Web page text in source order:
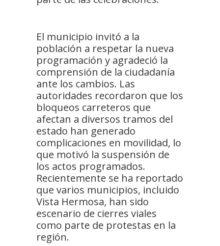
El municipio invitó a la
población a respetar la nueva
programación y agradeció la
comprensión de la ciudadanía
ante los cambios. Las
autoridades recordaron que los
bloqueos carreteros que
afectan a diversos tramos del
estado han generado
complicaciones en movilidad, lo
que motivó la suspensión de
los actos programados.
Recientemente se ha reportado
que varios municipios, incluido
Vista Hermosa, han sido
escenario de cierres viales
como parte de protestas en la
región.